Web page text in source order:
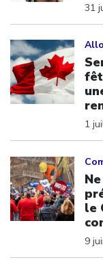
31
1
le
9